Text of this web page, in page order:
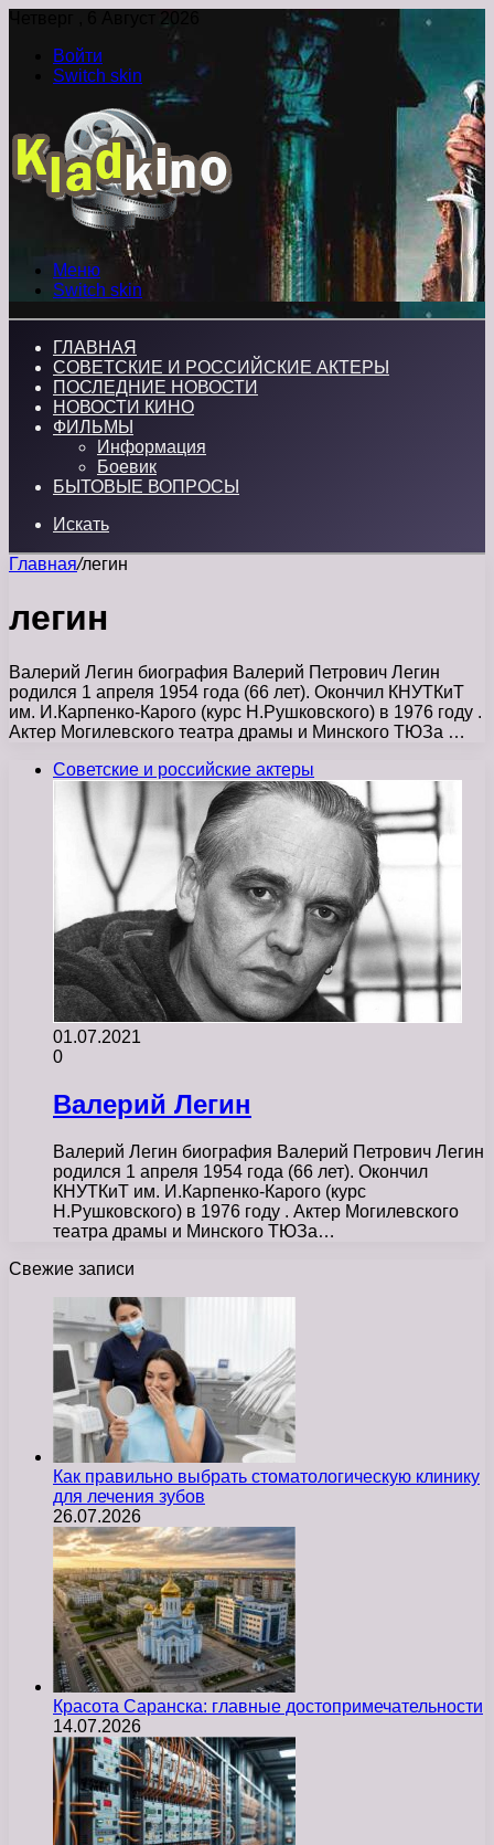
Четверг , 6 Август 2026
Войти
Switch skin
Меню
Switch skin
ГЛАВНАЯ
СОВЕТСКИЕ И РОССИЙСКИЕ АКТЕРЫ
ПОСЛЕДНИЕ НОВОСТИ
НОВОСТИ КИНО
ФИЛЬМЫ
Информация
Боевик
БЫТОВЫЕ ВОПРОСЫ
Искать
Главная/легин
легин
Валерий Легин биография Валерий Петрович Легин
родился 1 апреля 1954 года (66 лет). Окончил КНУТКиТ
им. И.Карпенко-Карого (курс Н.Рушковского) в 1976 году .
Актер Могилевского театра драмы и Минского ТЮЗа …
Советские и российские актеры
01.07.2021
0
Валерий Легин
Валерий Легин биография Валерий Петрович Легин
родился 1 апреля 1954 года (66 лет). Окончил
КНУТКиТ им. И.Карпенко-Карого (курс
Н.Рушковского) в 1976 году . Актер Могилевского
театра драмы и Минского ТЮЗа…
Свежие записи
Как правильно выбрать стоматологическую клинику
для лечения зубов
26.07.2026
Красота Саранска: главные достопримечательности
14.07.2026